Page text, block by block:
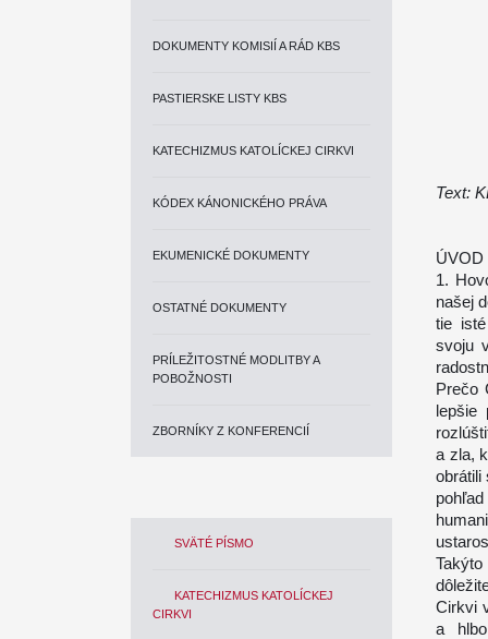
DOKUMENTY KOMISIÍ A RÁD KBS
PASTIERSKE LISTY KBS
KATECHIZMUS KATOLÍCKEJ CIRKVI
KÓDEX KÁNONICKÉHO PRÁVA
EKUMENICKÉ DOKUMENTY
OSTATNÉ DOKUMENTY
PRÍLEŽITOSTNÉ MODLITBY A
POBOŽNOSTI
ZBORNÍKY Z KONFERENCIÍ
SVÄTÉ PÍSMO
KATECHIZMUS KATOLÍCKEJ
CIRKVI
Text:
ÚVOD
1.
našej
tie
svoju
Prečo
lepšie
a zla,
obrátili
Cirkvi
a